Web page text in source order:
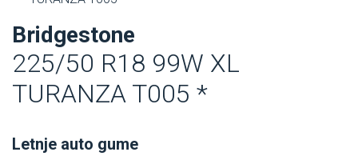
Bridgestone
225/50 R18 99W XL
TURANZA T005 *
Letnje auto gume